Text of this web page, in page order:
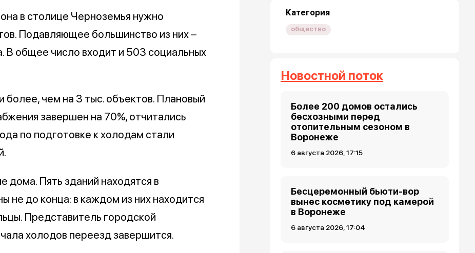
в столице Черноземья нужно
Подавляющее большинство из них –
В общее число входит и 503 социальных
чем на 3 тыс. объектов. Плановый
завершен на 70%, отчитались
по подготовке к холодам стали
дома. Пять зданий находятся в
не до конца: в каждом из них находится
Представитель городской
холодов переезд завершится.
Категория
общество
Новостной поток
Более 200 домов остались
бесхозными перед
отопительным сезоном в
Воронеже
6 августа 2026, 17:15
Бесцеремонный бьюти-вор
вынес косметику под камерой
в Воронеже
6 августа 2026, 17:04